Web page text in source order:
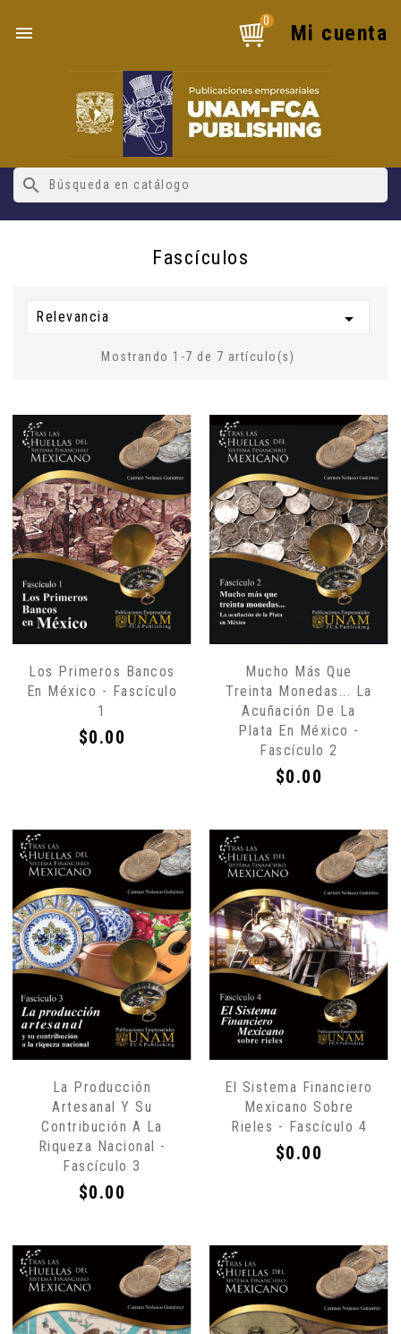
 Mi cuenta
0
search
Fascículos
Relevancia 
Mostrando 1-7 de 7 artículo(s)
Los Primeros Bancos
En México - Fascículo
1
Precio
$0.00
Mucho Más Que
Treinta Monedas... La
Acuñación De La
Plata En México -
Fascículo 2
Precio
$0.00
La Producción
Artesanal Y Su
Contribución A La
Riqueza Nacional -
Fascículo 3
Precio
$0.00
El Sistema Financiero
Mexicano Sobre
Rieles - Fascículo 4
Precio
$0.00